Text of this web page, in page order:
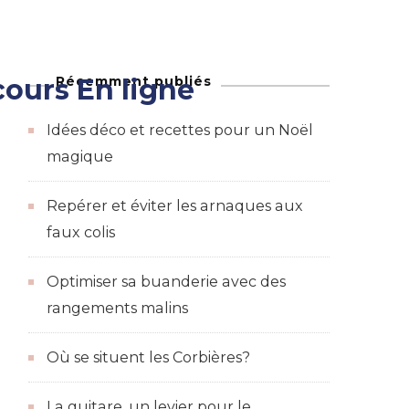
En ligne
Récemment publiés
Idées déco et recettes pour un Noël
magique
Repérer et éviter les arnaques aux
faux colis
Optimiser sa buanderie avec des
rangements malins
Où se situent les Corbières?